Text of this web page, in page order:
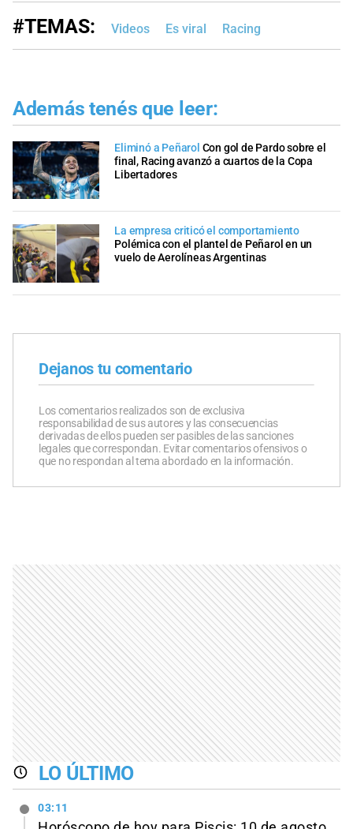
#TEMAS: Videos Es viral Racing
Además tenés que leer:
Eliminó a Peñarol Con gol de Pardo sobre el
final, Racing avanzó a cuartos de la Copa
Libertadores
La empresa criticó el comportamiento
Polémica con el plantel de Peñarol en un
vuelo de Aerolíneas Argentinas
Dejanos tu comentario
Los comentarios realizados son de exclusiva
responsabilidad de sus autores y las consecuencias
derivadas de ellos pueden ser pasibles de las sanciones
legales que correspondan. Evitar comentarios ofensivos o
que no respondan al tema abordado en la información.
LO ÚLTIMO
03:11